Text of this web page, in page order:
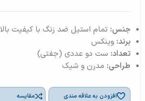
جنس: تمام استیل ضد زنگ با کیفیت بالا
برند: وینکس
تعداد: ست دو عددی (جفتی)
طراحی: مدرن و شیک
افزودن به علاقه مندی مقایسه